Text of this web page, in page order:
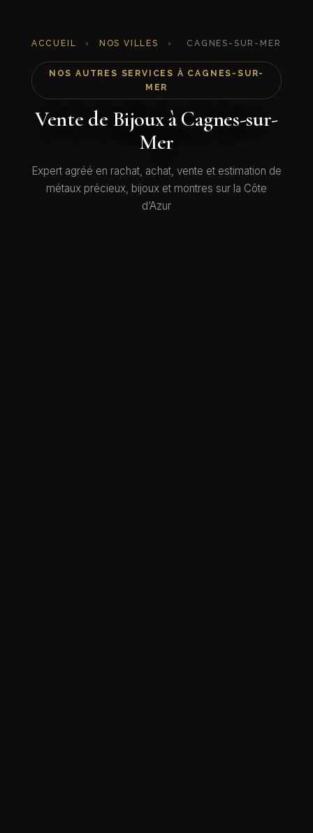
ACCUEIL › NOS VILLES › CAGNES-SUR-MER
NOS AUTRES SERVICES À CAGNES-SUR-
MER
Vente de Bijoux à Cagnes-sur-
Mer
Expert agréé en rachat, achat, vente et estimation de
métaux précieux, bijoux et montres sur la Côte
d’Azur